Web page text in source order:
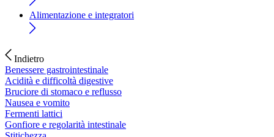
Alimentazione e integratori
Indietro
Benessere gastrointestinale
Acidità e difficoltà digestive
Bruciore di stomaco e reflusso
Nausea e vomito
Fermenti lattici
Gonfiore e regolarità intestinale